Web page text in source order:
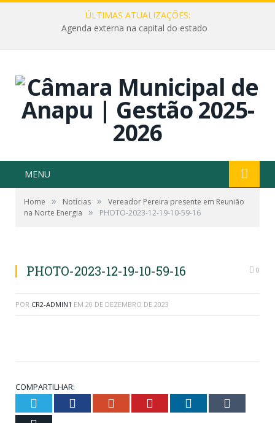
ÚLTIMAS ATUALIZAÇÕES:
Agenda externa na capital do estado
MENU
Home » Notícias »
Vereador Pereira presente em Reunião
na Norte Energia
» PHOTO-2023-12-19-10-59-16
PHOTO-2023-12-19-10-59-16 0
POR CR2-ADMIN1 EM 20 DE DEZEMBRO DE 2023
COMPARTILHAR:
Twitter Facebook Google+ Pinterest LinkedIn